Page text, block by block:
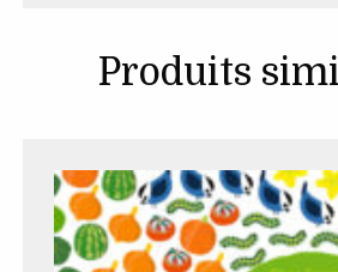
Produits